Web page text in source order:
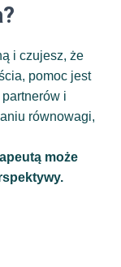
i czujesz, że
pomoc jest
i
równowagi,
może